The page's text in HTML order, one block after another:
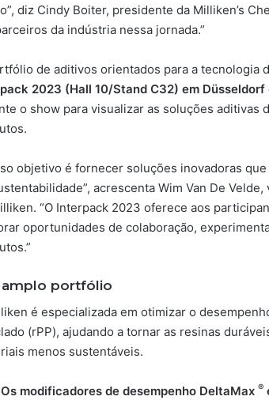
diz Cindy Boiter, presidente da Milliken’s
da indústria nessa jornada.”
de aditivos orientados para a tecnologia
2023 (Hall 10/Stand C32) em Düsseldorf
o show para visualizar as soluções
objetivo é fornecer soluções inovadoras
acrescenta Wim Van De
“O Interpack 2023 oferece aos
oportunidades de colaboração,
amplo portfólio
é especializada em otimizar o
(rPP), ajudando a tornar as resinas
menos sustentáveis.
Os modificadores de desempenho DeltaMax ®